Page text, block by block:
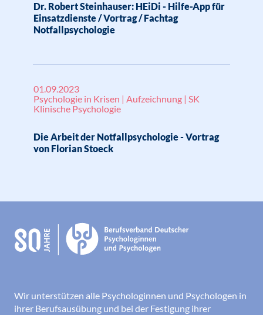
Dr. Robert Steinhauser: HEiDi - Hilfe-App für
Einsatzdienste / Vortrag / Fachtag
Notfallpsychologie
01.09.2023
Psychologie in Krisen | Aufzeichnung | SK
Klinische Psychologie
Die Arbeit der Notfallpsychologie - Vortrag
von Florian Stoeck
Wir unterstützen alle Psychologinnen und Psychologen in
ihrer Berufsausübung und bei der Festigung ihrer